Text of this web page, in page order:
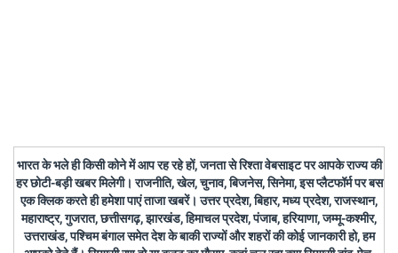
भारत के भले ही किसी कोने में आप रह रहे हों, जनता से रिश्ता वेबसाइट पर आपके राज्य की
हर छोटी-बड़ी खबर मिलेगी। राजनीति, खेल, चुनाव, बिजनेस, सिनेमा, इस प्लैटफॉर्म पर बस
एक क्लिक करते ही हमेशा पाएं ताजा खबरें। उत्तर प्रदेश, बिहार, मध्य प्रदेश, राजस्थान,
महाराष्ट्र, गुजरात, छत्तीसगढ़, झारखंड, हिमाचल प्रदेश, पंजाब, हरियाणा, जम्मू-कश्मीर,
उत्तराखंड, पश्चिम बंगाल समेत देश के बाकी राज्यों और शहरों की कोई जानकारी हो, हम